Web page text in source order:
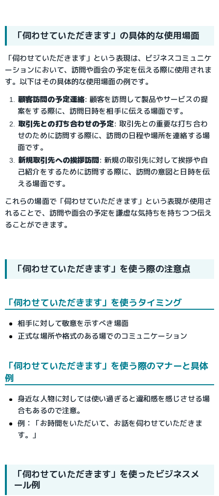
「伺わせていただきます」の具体的な使用場面
「伺わせていただきます」という表現は、ビジネスコミュニケ
ーションにおいて、訪問や面会の予定を伝える際に使用されま
す。以下はその具体的な使用場面の例です。
顧客訪問の予定連絡: 顧客を訪問して製品やサービスの提
案をする際に、訪問日時を相手に伝える場面です。
取引先との打ち合わせの予定: 取引先との重要な打ち合わ
せのために訪問する際に、訪問の日程や場所を連絡する場
面です。
新規取引先への挨拶訪問: 新規の取引先に対して挨拶や自
己紹介をするために訪問する際に、訪問の意図と日時を伝
える場面です。
これらの場面で「伺わせていただきます」という表現が使用さ
れることで、訪問や面会の予定を謙虚な気持ちを持ちつつ伝え
ることができます。
「伺わせていただきます」を使う際の注意点
「伺わせていただきます」を使うタイミング
相手に対して敬意を示すべき場面
正式な場所や格式のある場でのコミュニケーション
「伺わせていただきます」を使う際のマナーと具体
例
身近な人物に対しては使い過ぎると違和感を感じさせる場
合もあるので注意。
例：「お時間をいただいて、お話を伺わせていただきま
す。」
「伺わせていただきます」を使ったビジネスメ
ール例